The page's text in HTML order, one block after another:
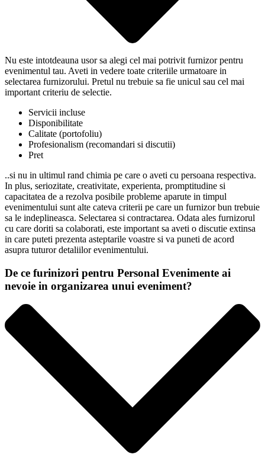
Nu este intotdeauna usor sa alegi cel mai potrivit furnizor pentru
evenimentul tau. Aveti in vedere toate criteriile urmatoare in
selectarea furnizorului. Pretul nu trebuie sa fie unicul sau cel mai
important criteriu de selectie.
Servicii incluse
Disponibilitate
Calitate (portofoliu)
Profesionalism (recomandari si discutii)
Pret
..si nu in ultimul rand chimia pe care o aveti cu persoana respectiva.
In plus, seriozitate, creativitate, experienta, promptitudine si
capacitatea de a rezolva posibile probleme aparute in timpul
evenimentului sunt alte cateva criterii pe care un furnizor bun trebuie
sa le indeplineasca. Selectarea si contractarea. Odata ales furnizorul
cu care doriti sa colaborati, este important sa aveti o discutie extinsa
in care puteti prezenta asteptarile voastre si va puneti de acord
asupra tuturor detaliilor evenimentului.
De ce furinizori pentru Personal Evenimente ai
nevoie in organizarea unui eveniment?